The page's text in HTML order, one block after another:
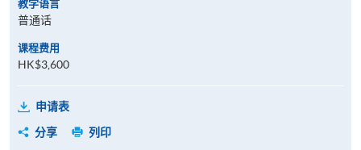
教学语言
普通话
课程费用
HK$3,600
申请表
分享
列印